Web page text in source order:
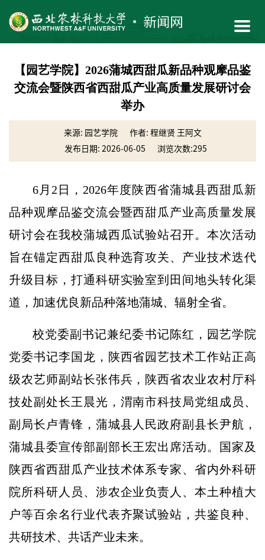
【园艺学院】2026蒲城西甜瓜新品种观摩品鉴
交流会暨陕西省西甜瓜产业高质量发展研讨会
举办
来源: 园艺学院
作者: 程继贤 王阿文
发布日期: 2026-06-05
浏览次数:295
6月2日，2026年度陕西省蒲城县西甜瓜新
品种观摩品鉴交流会暨西甜瓜产业高质量发展
研讨会在我校蒲城西瓜试验站召开。本次活动
旨在锚定西甜瓜良种选育攻关、产业技术迭代
升级目标，打通科研实验室到田间地头转化渠
道，加速优良新品种落地蒲城、辐射全省。
校党委副书记兼纪委书记陈红，园艺学院
党委书记李国龙，陕西省园艺技术工作站正高
级农艺师副站长张伟兵，陕西省农业农村厅科
技处副处长王晨光，渭南市科技局党组成员、
副局长卢青锋，蒲城县人民政府副县长尹航，
蒲城县委宣传部副部长王宏出席活动。国家及
陕西省西甜瓜产业技术体系专家、省内外科研
院所科研人员、涉农企业负责人、本土种植大
户等百余名行业代表齐聚试验站，共鉴良种、
共研技术、共话产业未来。